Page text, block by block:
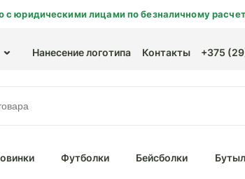
с юридическими лицами по безналичному
Нанесение логотипа Контакты +375
Футболки Бейсболки